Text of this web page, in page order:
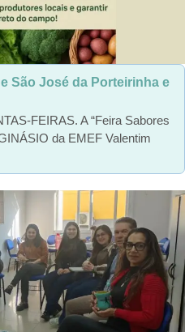
São José da Porteirinha e
FEIRAS. A “Feira Sabores
da EMEF Valentim